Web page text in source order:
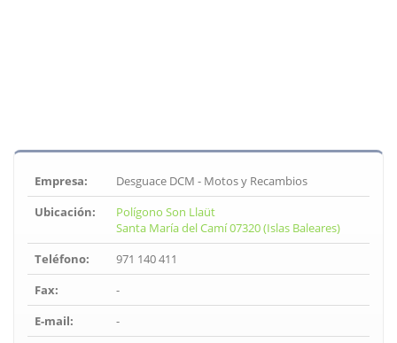
Empresa:
Desguace DCM - Motos y Recambios
Ubicación:
Polígono Son Llaüt
Santa María del Camí 07320 (Islas Baleares)
Teléfono:
971 140 411
Fax:
-
E-mail:
-